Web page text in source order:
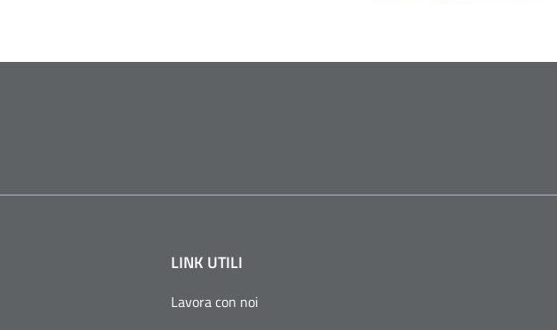
LINK UTILI
Lavora con noi